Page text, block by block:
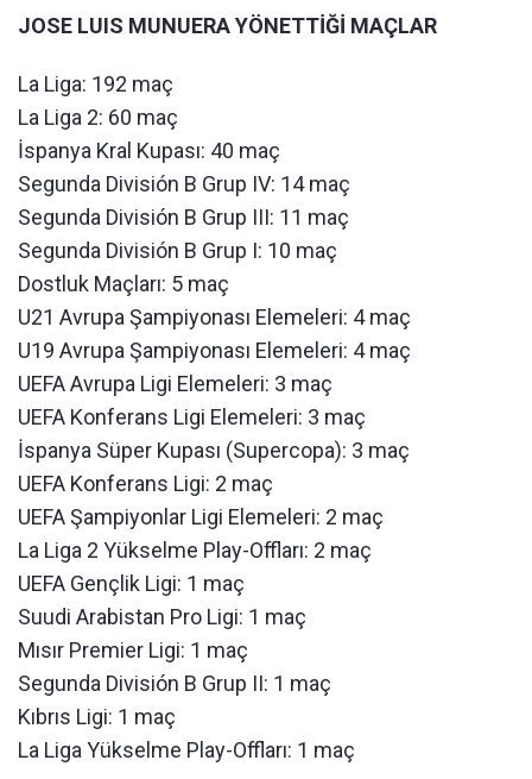
JOSE LUIS MUNUERA YÖNETTİĞİ MAÇLAR
La Liga: 192 maç
La Liga 2: 60 maç
İspanya Kral Kupası: 40 maç
Segunda División B Grup IV: 14 maç
Segunda División B Grup III: 11 maç
Segunda División B Grup I: 10 maç
Dostluk Maçları: 5 maç
U21 Avrupa Şampiyonası Elemeleri: 4 maç
U19 Avrupa Şampiyonası Elemeleri: 4 maç
UEFA Avrupa Ligi Elemeleri: 3 maç
UEFA Konferans Ligi Elemeleri: 3 maç
İspanya Süper Kupası (Supercopa): 3 maç
UEFA Konferans Ligi: 2 maç
UEFA Şampiyonlar Ligi Elemeleri: 2 maç
La Liga 2 Yükselme Play-Offları: 2 maç
UEFA Gençlik Ligi: 1 maç
Suudi Arabistan Pro Ligi: 1 maç
Mısır Premier Ligi: 1 maç
Segunda División B Grup II: 1 maç
Kıbrıs Ligi: 1 maç
La Liga Yükselme Play-Offları: 1 maç